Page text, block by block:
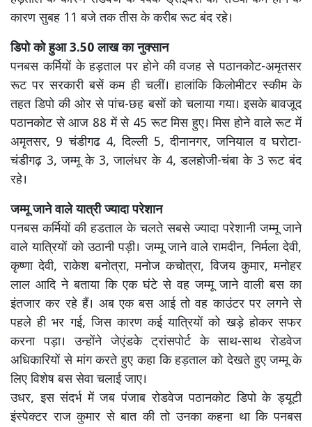
कारण सुबह 11 बजे तक तीस के करीब रूट बंद रहे।
डिपो को हुआ 3.50 लाख का नुक्सान
पनबस कर्मियों के हड़ताल पर होने की वजह से पठानकोट-अमृतसर
रूट पर सरकारी बसें कम ही चलीं। हालांकि किलोमीटर स्कीम के
तहत डिपो की ओर से पांच-छह बसों को चलाया गया। इसके बावजूद
पठानकोट से आज 88 में से 45 रूट मिस हुए। मिस होने वाले रूट में
अमृतसर, 9 चंडीगढ 4, दिल्ली 5, दीनानगर, जनियाल व घरोटा-
चंडीगढ़ 3, जम्मू के 3, जालंधर के 4, डलहोजी-चंबा के 3 रूट बंद
रहे।
जम्मू जाने वाले यात्री ज्यादा परेशान
पनबस कर्मियों की हडताल के चलते सबसे ज्यादा परेशानी जम्मू जाने
वाले यात्रियों को उठानी पड़ी। जम्मू जाने वाले रामदीन, निर्मला देवी,
कृष्णा देवी, राकेश बनोत्रा, मनोज कचोत्रा, विजय कुमार, मनोहर
लाल आदि ने बताया कि एक घंटे से वह जम्मू जाने वाली बस का
इंतजार कर रहे हैं। अब एक बस आई तो वह काउंटर पर लगने से
पहले ही भर गई, जिस कारण कई यात्रियों को खड़े होकर सफर
करना पड़ा। उन्होंने जेएंडके ट्रांसपोर्ट के साथ-साथ रोडवेज
अधिकारियों से मांग करते हुए कहा कि हड़ताल को देखते हुए जम्मू के
लिए विशेष बस सेवा चलाई जाए।
उधर, इस संदर्भ में जब पंजाब रोडवेज पठानकोट डिपो के ड्यूटी
इंस्पेक्टर राज कुमार से बात की तो उनका कहना था कि पनबस